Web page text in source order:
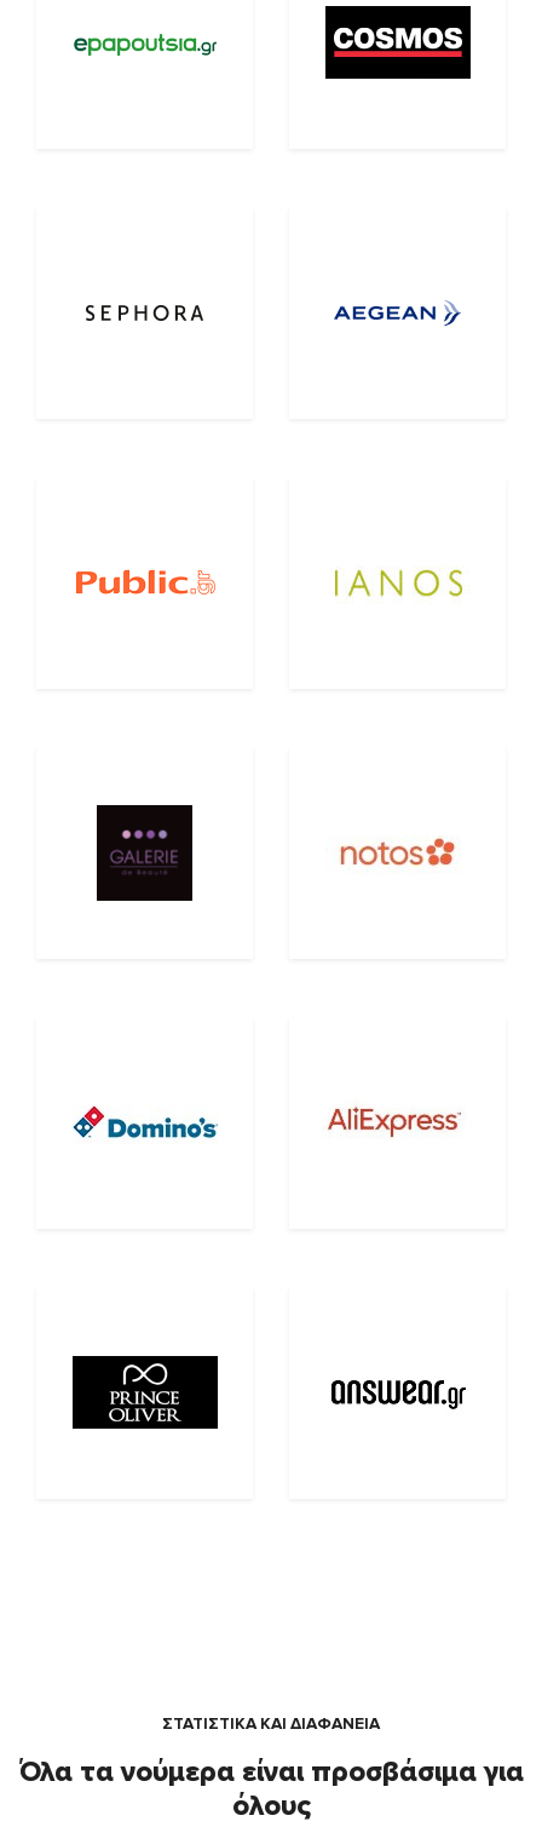
ΣΤΑΤΙΣΤΙΚΑ ΚΑΙ ΔΙΑΦΑΝΕΙΑ
Όλα τα νούμερα είναι προσβάσιμα για
όλους